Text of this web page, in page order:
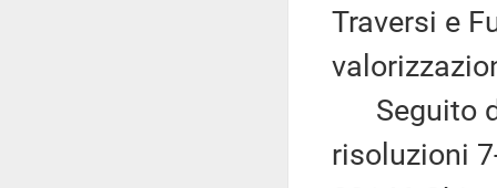
Traversi e
Seguito
risoluzioni